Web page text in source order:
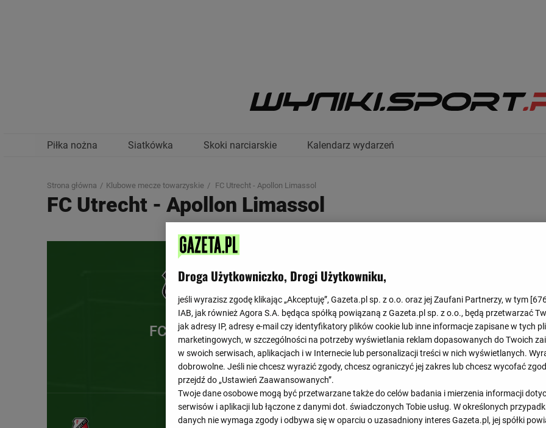
Piłka nożna Siatkówka Skoki narciarskie Kalendarz wydarzeń
Strona główna Klubowe mecze towarzyskie FC Utrecht - Apollon Limassol
FC Utrecht - Apollon Limassol
FC Utrecht
0 : 1
0 0
Droga Użytkowniczko, Drogi Użytkowniku,
jeśli wyrazisz zgodę klikając „Akceptuję”, Gazeta.pl sp. z o.o. oraz jej Zaufani Partnerzy, w tym [
IAB, jak również Agora S.A. będąca spółką powiązaną z Gazeta.pl sp. z o.o., będą przetwarzać
jak adresy IP, adresy e-mail czy identyfikatory plików cookie lub inne informacje zapisane w tych
marketingowych, w szczególności na potrzeby wyświetlania reklam dopasowanych do Twoich
w swoich serwisach, aplikacjach i w Internecie lub personalizacji treści w nich wyświetlanych.
dobrowolne. Jeśli nie chcesz wyrazić zgody, chcesz ograniczyć jej zakres lub chcesz wycofać
przejdź do „Ustawień Zaawansowanych”.
Twoje dane osobowe mogą być przetwarzane także do celów badania i mierzenia informacji
serwisów i aplikacji lub łączone z danymi dot. świadczonych Tobie usług. W określonych
danych nie wymaga zgody i odbywa się w oparciu o uzasadniony interes Gazeta.pl, jej spółki